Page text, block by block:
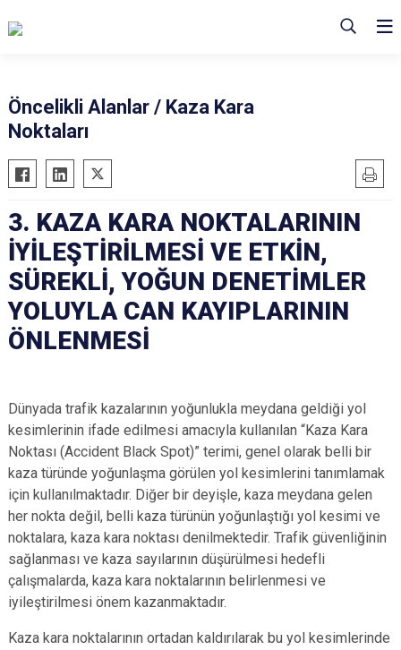
Öncelikli Alanlar / Kaza Kara
Noktaları
3. KAZA KARA NOKTALARININ
İYİLEŞTİRİLMESİ VE ETKİN,
SÜREKLİ, YOĞUN DENETİMLER
YOLUYLA CAN KAYIPLARININ
ÖNLENMESİ
Dünyada trafik kazalarının yoğunlukla meydana geldiği yol
kesimlerinin ifade edilmesi amacıyla kullanılan “Kaza Kara
Noktası (Accident Black Spot)” terimi, genel olarak belli bir
kaza türünde yoğunlaşma görülen yol kesimlerini tanımlamak
için kullanılmaktadır. Diğer bir deyişle, kaza meydana gelen
her nokta değil, belli kaza türünün yoğunlaştığı yol kesimi ve
noktalara, kaza kara noktası denilmektedir. Trafik güvenliğinin
sağlanması ve kaza sayılarının düşürülmesi hedefli
çalışmalarda, kaza kara noktalarının belirlenmesi ve
iyileştirilmesi önem kazanmaktadır.
Kaza kara noktalarının ortadan kaldırılarak bu yol kesimlerinde